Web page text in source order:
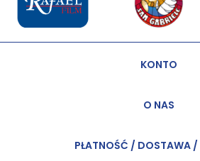
KONTO
O NAS
PŁATNOŚĆ / DOSTAWA /